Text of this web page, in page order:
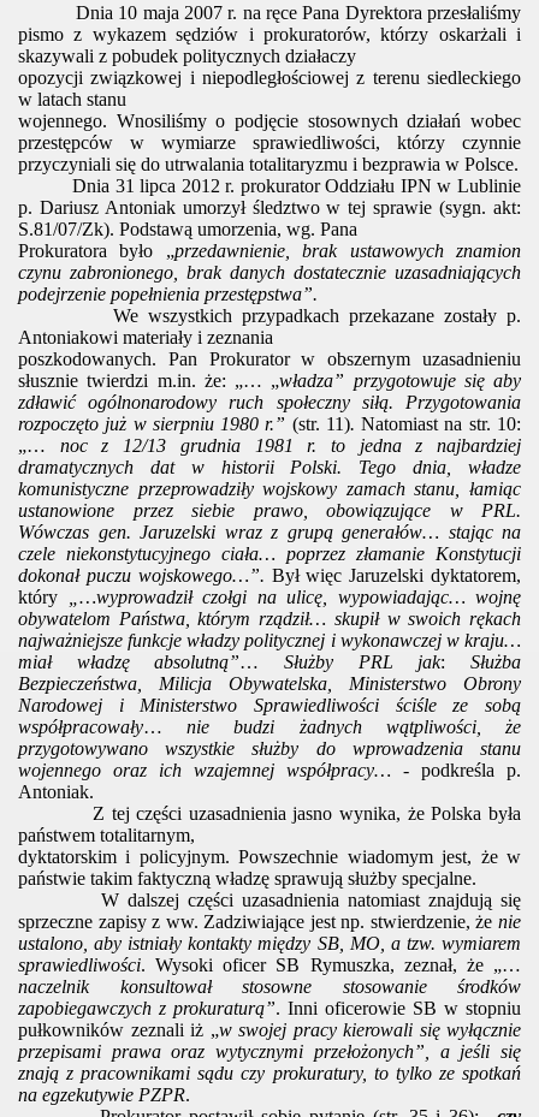
Dnia 10 maja 2007 r. na ręce Pana Dyrektora przesłaliśmy
pismo z wykazem sędziów i prokuratorów, którzy oskarżali i
skazywali z pobudek politycznych działaczy
opozycji związkowej i niepodległościowej z terenu siedleckiego
w latach stanu
wojennego. Wnosiliśmy o podjęcie stosownych działań wobec
przestępców w wymiarze sprawiedliwości, którzy czynnie
przyczyniali się do utrwalania totalitaryzmu i bezprawia w Polsce.
Dnia 31 lipca 2012 r. prokurator Oddziału IPN w Lublinie
p. Dariusz Antoniak umorzył śledztwo w tej sprawie (sygn. akt:
S.81/07/Zk). Podstawą umorzenia, wg. Pana
Prokuratora było „przedawnienie, brak ustawowych znamion
czynu zabronionego, brak danych dostatecznie uzasadniających
podejrzenie popełnienia przestępstwa”.
We wszystkich przypadkach przekazane zostały p.
Antoniakowi materiały i zeznania
poszkodowanych. Pan Prokurator w obszernym uzasadnieniu
słusznie twierdzi m.in. że: „… „władza” przygotowuje się aby
zdławić ogólnonarodowy ruch społeczny siłą. Przygotowania
rozpoczęto już w sierpniu 1980 r.” (str. 11). Natomiast na str. 10:
„… noc z 12/13 grudnia 1981 r. to jedna z najbardziej
dramatycznych dat w historii Polski. Tego dnia, władze
komunistyczne przeprowadziły wojskowy zamach stanu, łamiąc
ustanowione przez siebie prawo, obowiązujące w PRL.
Wówczas gen. Jaruzelski wraz z grupą generałów… stając na
czele niekonstytucyjnego ciała… poprzez złamanie Konstytucji
dokonał puczu wojskowego…”. Był więc Jaruzelski dyktatorem,
który „…wyprowadził czołgi na ulicę, wypowiadając… wojnę
obywatelom Państwa, którym rządził… skupił w swoich rękach
najważniejsze funkcje władzy politycznej i wykonawczej w kraju…
miał władzę absolutną”…Służby PRL jak:Służba
Bezpieczeństwa, Milicja Obywatelska, Ministerstwo Obrony
Narodowej i Ministerstwo Sprawiedliwości ściśle ze sobą
współpracowały…nie budzi żadnych wątpliwości, że
przygotowywano wszystkie służby do wprowadzenia stanu
wojennego oraz ich wzajemnej współpracy… - podkreśla p.
Antoniak.
Z tej części uzasadnienia jasno wynika, że Polska była
państwem totalitarnym,
dyktatorskim i policyjnym. Powszechnie wiadomym jest, że w
państwie takim faktyczną władzę sprawują służby specjalne.
W dalszej części uzasadnienia natomiast znajdują się
sprzeczne zapisy z ww. Zadziwiające jest np. stwierdzenie, że nie
ustalono, aby istniały kontakty między SB, MO, a tzw. wymiarem
sprawiedliwości. Wysoki oficer SB Rymuszka, zeznał, że „…
naczelnik konsultował stosowne stosowanie środków
zapobiegawczych z prokuraturą”. Inni oficerowie SB w stopniu
pułkowników zeznali iż „w swojej pracy kierowali się wyłącznie
przepisami prawa oraz wytycznymi przełożonych”, a jeśli się
znają z pracownikami sądu czy prokuratury, to tylko ze spotkań
na egzekutywie PZPR.